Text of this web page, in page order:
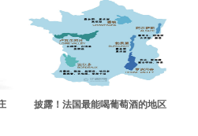
披露！法国最能喝葡萄酒的地区